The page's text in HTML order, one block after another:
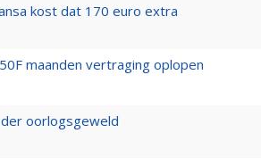
kost dat 170 euro extra
maanden vertraging oplopen
oorlogsgeweld